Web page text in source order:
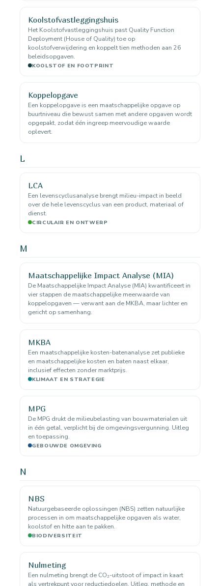
Koolstofvastleggingshuis
Het Koolstofvastleggingshuis past Quality Function
Deployment (House of Quality) toe op
koolstofverwijdering en koppelt tien methoden aan 26
beleidsopgaven.
KOOLSTOF EN FOOTPRINT
Koppelopgave
Een koppelopgave is een maatschappelijke opgave op
buurtniveau die bewust samen met andere opgaven wordt
opgepakt, zodat één ingreep meervoudige waarde
oplevert.
L
LCA
Een levenscyclusanalyse brengt milieu-impact in beeld
over de hele levenscyclus van een product, materiaal of
dienst.
CIRCULAIR EN ONTWERP
M
Maatschappelijke Impact Analyse (MIA)
De Maatschappelijke Impact Analyse (MIA) kwantificeert in
vier stappen de maatschappelijke meerwaarde van
koppelopgaven — verwant aan de MKBA, maar lichter en
gericht op samenhang.
MKBA
Een maatschappelijke kosten-batenanalyse zet publieke
en maatschappelijke kosten en baten naast elkaar,
inclusief effecten zonder marktprijs.
KLIMAAT EN STRATEGIE
MPG
De MPG drukt de milieubelasting van bouwmaterialen uit
in één getal, verplicht bij de omgevingsvergunning. Uitleg
en toepassing.
GEBOUWDE OMGEVING
N
NBS
Natuurgebaseerde oplossingen (NBS) zetten natuurlijke
processen in om maatschappelijke opgaven als water,
koolstof en hitte aan te pakken.
BIODIVERSITEIT
Nulmeting
Een nulmeting brengt de CO₂-uitstoot of impact in kaart
als vertrekpunt voor reductiedoelen. Uitleg, methode en